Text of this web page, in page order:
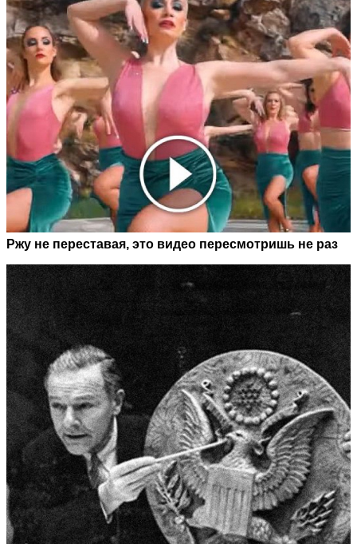
Ржу не переставая, это видео пересмотришь не раз